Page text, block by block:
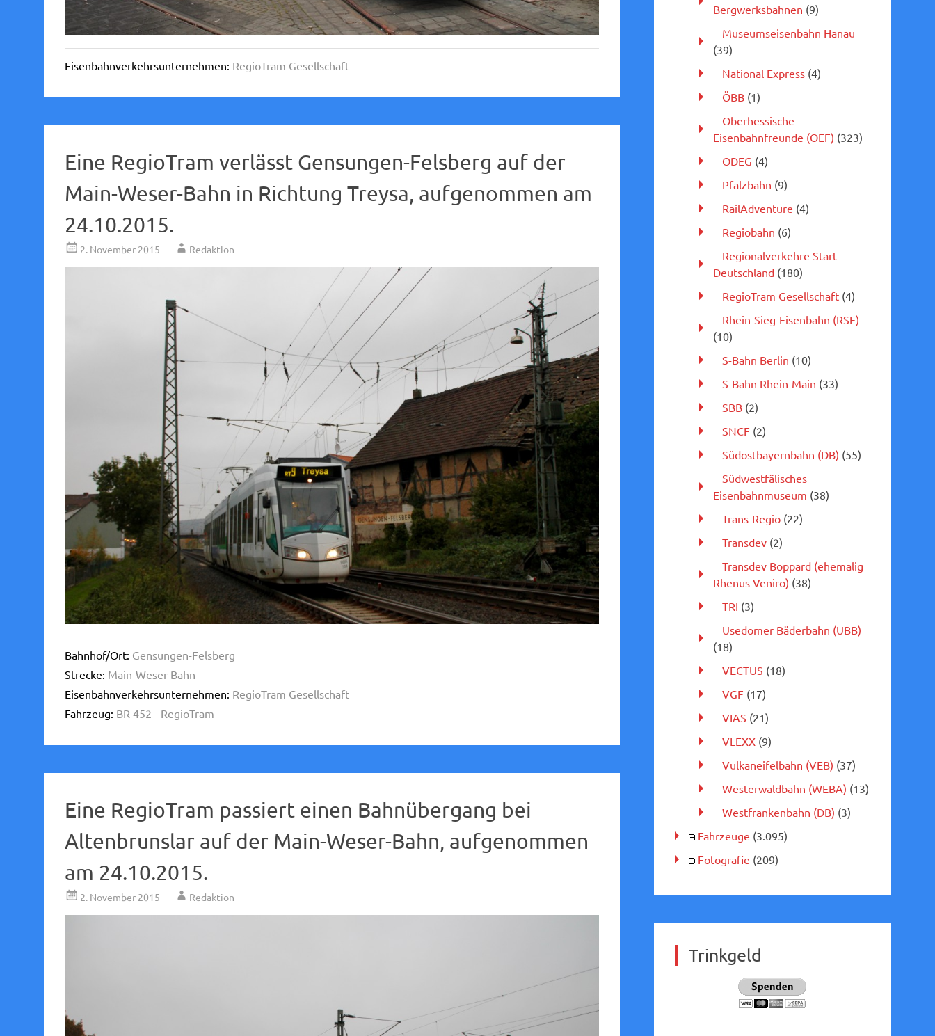
Eisenbahnverkehrsunternehmen: RegioTram Gesellschaft
Eine RegioTram verlässt Gensungen-Felsberg auf der
Main-Weser-Bahn in Richtung Treysa, aufgenommen am
24.10.2015.
2. November 2015 Redaktion
Bahnhof/Ort: Gensungen-Felsberg
Strecke: Main-Weser-Bahn
Eisenbahnverkehrsunternehmen: RegioTram Gesellschaft
Fahrzeug: BR 452 - RegioTram
Eine RegioTram passiert einen Bahnübergang bei
Altenbrunslar auf der Main-Weser-Bahn, aufgenommen
am 24.10.2015.
2. November 2015 Redaktion
Bergwerksbahnen (9)
Museumseisenbahn Hanau
(39)
National Express(4)
ÖBB(1)
Oberhessische
Eisenbahnfreunde (OEF) (323)
ODEG (4)
Pfalzbahn (9)
RailAdventure (4)
Regiobahn (6)
Regionalverkehre Start
Deutschland(180)
RegioTram Gesellschaft(4)
Rhein-Sieg-Eisenbahn (RSE)
(10)
S-Bahn Berlin (10)
S-Bahn Rhein-Main (33)
SBB(2)
SNCF (2)
Südostbayernbahn (DB) (55)
Südwestfälisches
Eisenbahnmuseum (38)
Trans-Regio(22)
Transdev(2)
Transdev Boppard (ehemalig
Rhenus Veniro) (38)
TRI (3)
Usedomer Bäderbahn (UBB)
(18)
VECTUS (18)
VGF (17)
VIAS (21)
VLEXX(9)
Vulkaneifelbahn (VEB) (37)
Westerwaldbahn (WEBA) (13)
Westfrankenbahn (DB) (3)
Fahrzeuge (3.095)
Fotografie (209)
Trinkgeld